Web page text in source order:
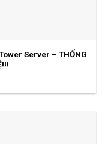
Server – THỐNG